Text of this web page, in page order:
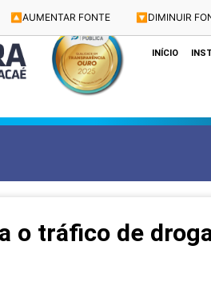
🔼 AUMENTAR FONTE 🔽 DIMINUIR
Dias e
INÍCIO
o tráfico de